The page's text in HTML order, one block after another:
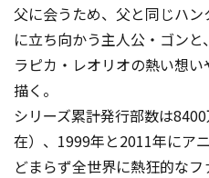
父に会うため、父と同じハ
に立ち向かう主人公・ゴン
ラピカ・レオリオの熱い想
描く。
シリーズ累計発行部数は
在）、1999年と2011年にア
どまらず全世界に熱狂的なフ